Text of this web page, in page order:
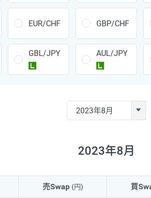
35円
16円
130円
140円
EUR/CHF GBP/CHF
GBL/JPY
AUL/JPY
2023年8月
売Swap (円) 買